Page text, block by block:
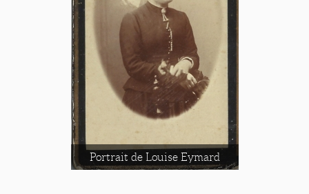
Portrait de Louise Eymard